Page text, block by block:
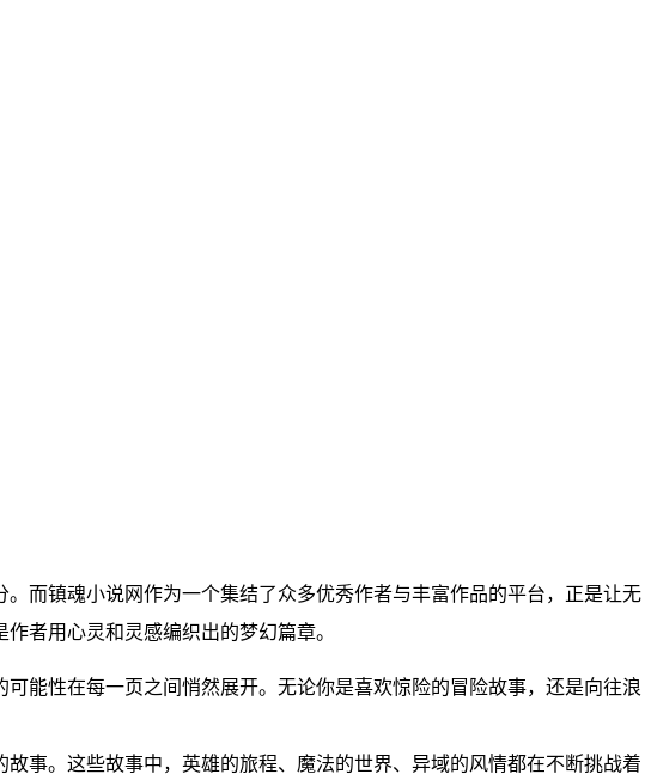
而镇魂小说网作为一个集结了众多优秀作者与丰富作品的平台，正是让无
者用心灵和灵感编织出的梦幻篇章。
能性在每一页之间悄然展开。无论你是喜欢惊险的冒险故事，还是向往浪
事。这些故事中，英雄的旅程、魔法的世界、异域的风情都在不断挑战着